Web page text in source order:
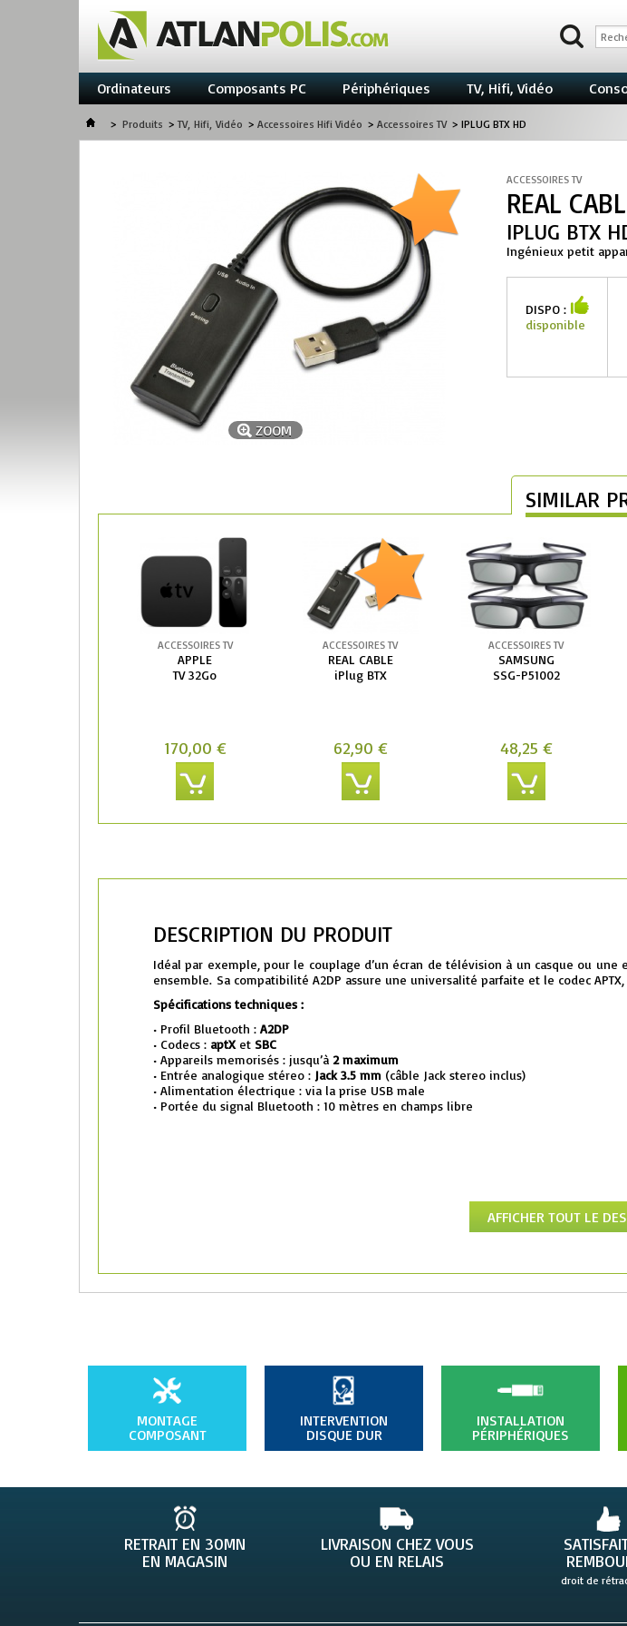
Ordinateurs Composants PC Périphériques TV, Hifi, Vidéo
> Produits > TV, Hifi, Vidéo > Accessoires Hifi Vidéo > Accessoires TV > IPLUG BTX HD
ZOOM
ACCESSOIRES TV
REAL
IPLUG BTX
Ingénieux petit
DISPO :
disponible
SIMILAR
ACCESSOIRES TV
APPLE
TV 32Go
170,00 €
ACCESSOIRES TV
REAL CABLE
iPlug BTX
62,90 €
ACCESSOIRES TV
SAMSUNG
SSG-P51002
48,25 €
DESCRIPTION DU PRODUIT
Idéal par exemple, pour le couplage d’un écran de télévision à un casque ou
ensemble. Sa compatibilité A2DP assure une universalité parfaite et le codec
Spécifications techniques :
• Profil Bluetooth : A2DP
• Codecs : aptXet SBC
• Appareils memorisés : jusqu’à 2 maximum
• Entrée analogique stéreo : Jack 3.5 mm (câble Jack stereo inclus)
• Alimentation électrique : via la prise USB male
• Portée du signal Bluetooth : 10 mètres en champs libre
AFFICHER TOUT LE
MONTAGE
COMPOSANT
INTERVENTION
DISQUE DUR
INSTALLATION
PÉRIPHÉRIQUES
RETRAIT EN 30MN
EN MAGASIN
LIVRAISON CHEZ VOUS
OU EN RELAIS
droit de